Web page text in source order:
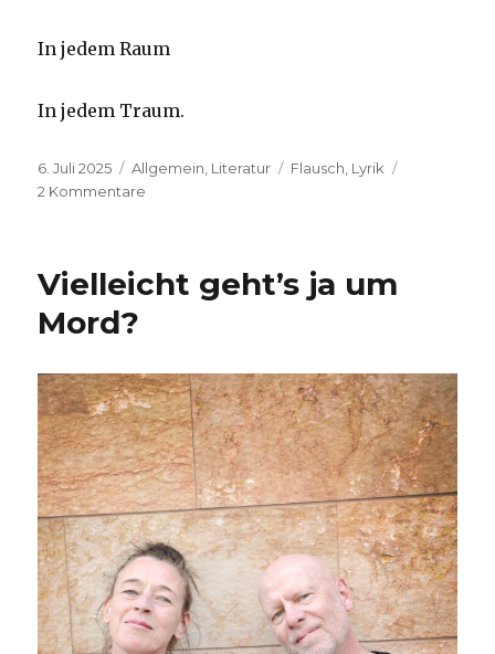
In jedem Raum
In jedem Traum.
Veröffentlicht
am
6. Juli 2025 Kategorien
Allgemein, Literatur Schlagwörter
Flausch, Lyrik
2 Kommentare
Leben
Vielleicht geht’s ja um
Mord?